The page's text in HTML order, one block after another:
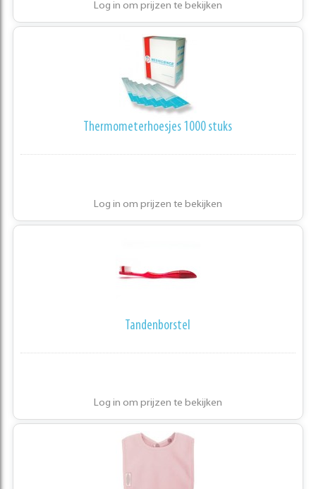
Log in om prijzen te bekijken
Thermometerhoesjes 1000 stuks
Log in om prijzen te bekijken
Tandenborstel
Log in om prijzen te bekijken